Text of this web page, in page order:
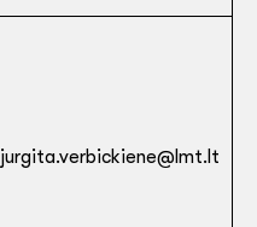
jurgita.verbickiene@lmt.lt